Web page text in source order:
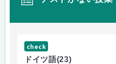
check
ドイツ語(23)